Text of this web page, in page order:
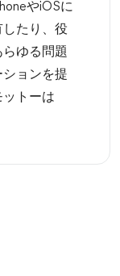
やiOSに
たり、役
ゆる問題
ョンを提
トーは